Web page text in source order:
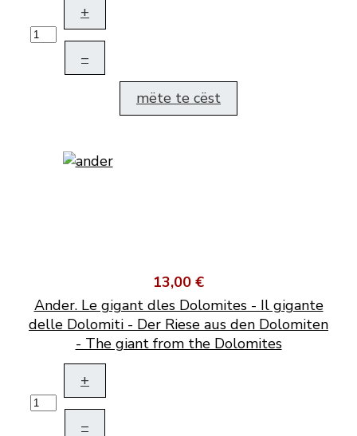
+
–
mëte te cëst
13,00 €
Ander. Le gigant dles Dolomites - Il gigante
delle Dolomiti - Der Riese aus den Dolomiten
- The giant from the Dolomites
+
–